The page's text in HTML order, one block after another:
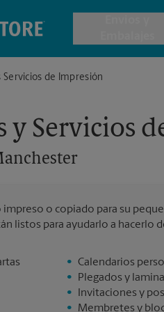
Cajas de
Envío
Todos los
Servicios de Impresión
y Servicios
o copiado para su
listos para ayudarlo a hacerlo
• Calendarios
•
Plegados y
•
Invitaciones y
•
Membretes y